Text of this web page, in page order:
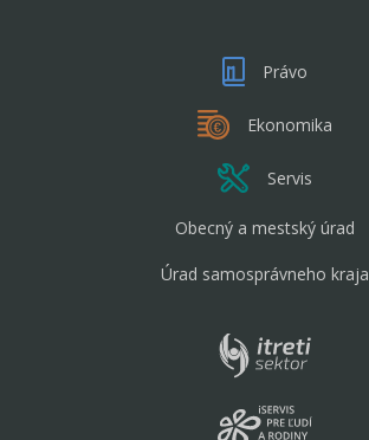
Právo
Ekonomika
Servis
Obecný a mestský úrad
Úrad samosprávneho kraja